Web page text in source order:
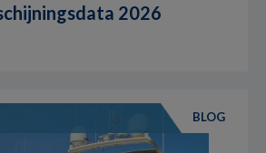
2026
BLOG